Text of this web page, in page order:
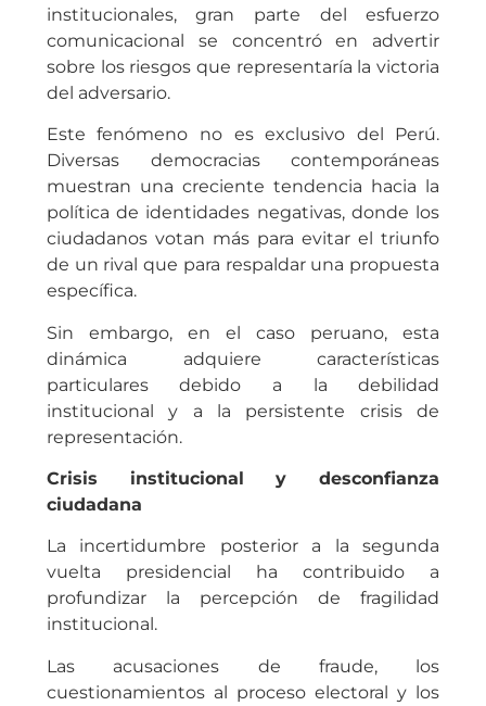
institucionales, gran parte del esfuerzo
comunicacional se concentró en advertir
sobre los riesgos que representaría la victoria
del adversario.
Este fenómeno no es exclusivo del Perú.
Diversas democracias contemporáneas
muestran una creciente tendencia hacia la
política de identidades negativas, donde los
ciudadanos votan más para evitar el triunfo
de un rival que para respaldar una propuesta
específica.
Sin embargo, en el caso peruano, esta
dinámica adquiere características
particulares debido a la debilidad
institucional y a la persistente crisis de
representación.
Crisis institucional y desconfianza
ciudadana
La incertidumbre posterior a la segunda
vuelta presidencial ha contribuido a
profundizar la percepción de fragilidad
institucional.
Las acusaciones de fraude, los
cuestionamientos al proceso electoral y los